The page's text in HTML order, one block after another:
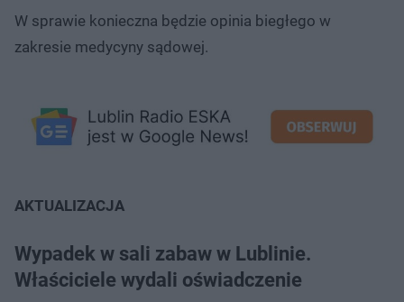
W sprawie konieczna będzie opinia biegłego w
zakresie medycyny sądowej.
AKTUALIZACJA
Wypadek w sali zabaw w Lublinie.
Właściciele wydali oświadczenie